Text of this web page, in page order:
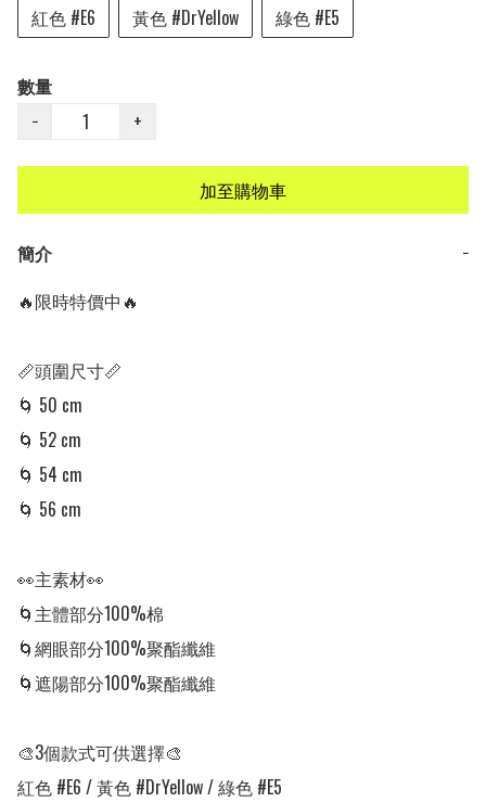
紅色 #E6
黃色 #DrYellow 綠色 #E5
數量
−
+
加至購物車
簡介
−
🔥限時特價中🔥
📏頭圍尺寸📏
🌀 50 cm
🌀 52 cm
🌀 54 cm
🌀 56 cm
👀主素材👀
🌀主體部分100%棉
🌀網眼部分100%聚酯纖維
🌀遮陽部分100%聚酯纖維
🎨3個款式可供選擇🎨
紅色 #E6 / 黃色 #DrYellow / 綠色 #E5